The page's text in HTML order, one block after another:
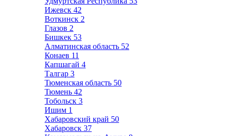
Ижевск 42
Воткинск 2
Глазов 2
Бишкек 53
Алматинская область 52
Конаев 11
Капшагай 4
Талгар 3
Тюменская область 50
Тюмень 42
Тобольск 3
Ишим 1
Хабаровский край 50
Хабаровск 37